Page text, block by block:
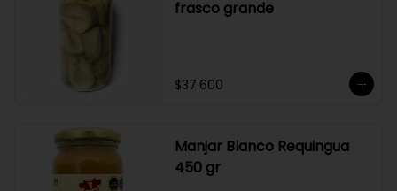
frasco grande
$37.600
Manjar Blanco Requingua
450 gr